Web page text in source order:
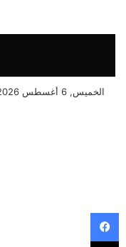
الخميس, 6 أغسطس 2026
فيسبوك
‫X